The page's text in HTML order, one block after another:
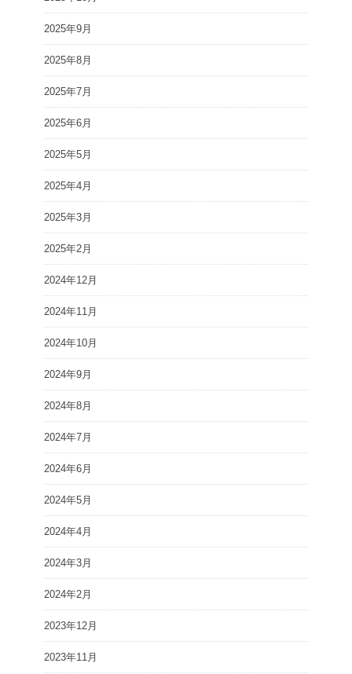
2025年9月
2025年8月
2025年7月
2025年6月
2025年5月
2025年4月
2025年3月
2025年2月
2024年12月
2024年11月
2024年10月
2024年9月
2024年8月
2024年7月
2024年6月
2024年5月
2024年4月
2024年3月
2024年2月
2023年12月
2023年11月